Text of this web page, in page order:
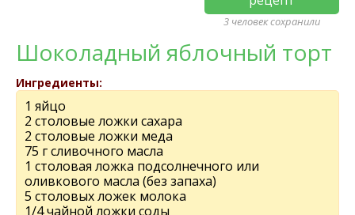
3 человек сохранили
Шоколадный яблочный торт
Ингредиенты:
1 яйцо
2 столовые ложки сахара
2 столовые ложки меда
75 г сливочного масла
1 столовая ложка подсолнечного или
оливкового масла (без запаха)
5 столовых ложек молока
1/4 чайной ложки соды